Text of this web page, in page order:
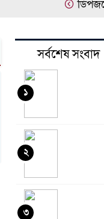
ডিপজলের
সর্বশেষ সংবাদ
১
২
৩